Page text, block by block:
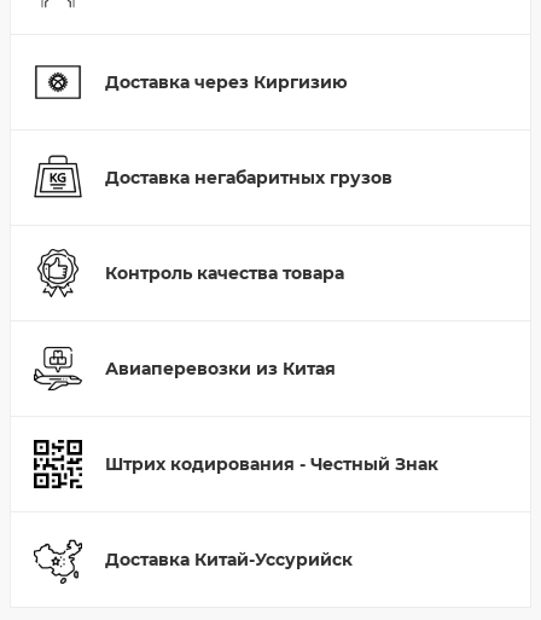
Доставка через Киргизию
Доставка негабаритных грузов
Контроль качества товара
Авиаперевозки из Китая
Штрих кодирования - Честный Знак
Доставка Китай-Уссурийск